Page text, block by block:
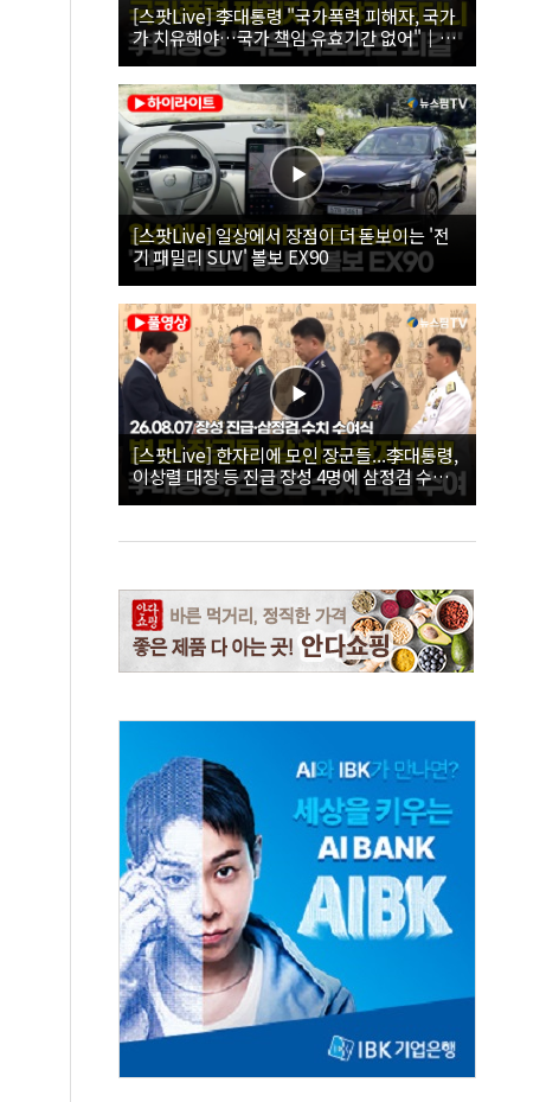
[스팟Live] 李대통령 "국가폭력 피해자, 국가
가 치유해야…국가 책임 유효기간 없어"｜
26.08.07 국가폭력 피해자 위로 오찬
[스팟Live] 일상에서 장점이 더 돋보이는 '전
기 패밀리 SUV' 볼보 EX90
[스팟Live] 한자리에 모인 장군들...李대통령,
이상렬 대장 등 진급 장성 4명에 삼정검 수치
직접 수여｜26.08.07 장성 진급·삼정검 수치